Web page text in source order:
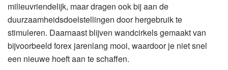
milieuvriendelijk, maar dragen ook bij aan de
duurzaamheidsdoelstellingen door hergebruik te
stimuleren. Daarnaast blijven wandcirkels gemaakt van
bijvoorbeeld forex jarenlang mooi, waardoor je niet snel
een nieuwe hoeft aan te schaffen.